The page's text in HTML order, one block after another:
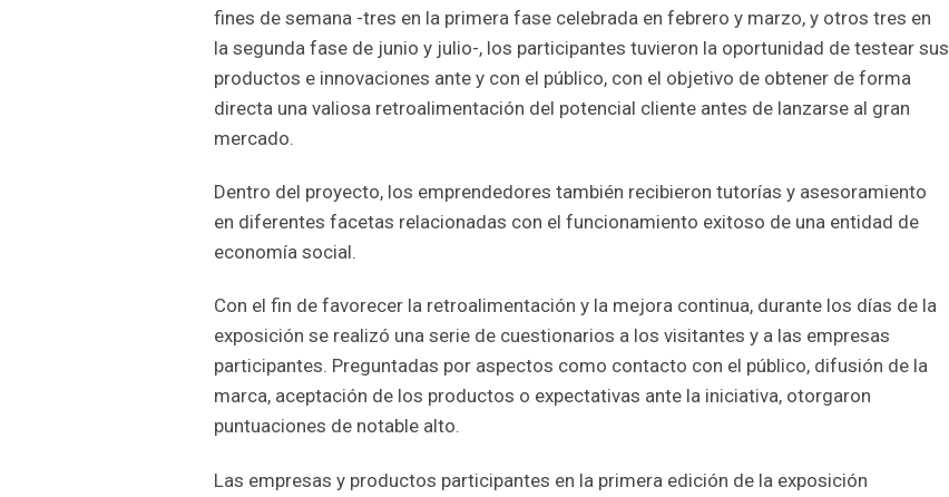
fines de semana -tres en la primera fase celebrada en febrero y marzo, y otros tres en
la segunda fase de junio y julio-, los participantes tuvieron la oportunidad de testear sus
productos e innovaciones ante y con el público, con el objetivo de obtener de forma
directa una valiosa retroalimentación del potencial cliente antes de lanzarse al gran
mercado.
Dentro del proyecto, los emprendedores también recibieron tutorías y asesoramiento
en diferentes facetas relacionadas con el funcionamiento exitoso de una entidad de
economía social.
Con el fin de favorecer la retroalimentación y la mejora continua, durante los días de la
exposición se realizó una serie de cuestionarios a los visitantes y a las empresas
participantes. Preguntadas por aspectos como contacto con el público, difusión de la
marca, aceptación de los productos o expectativas ante la iniciativa, otorgaron
puntuaciones de notable alto.
Las empresas y productos participantes en la primera edición de la exposición